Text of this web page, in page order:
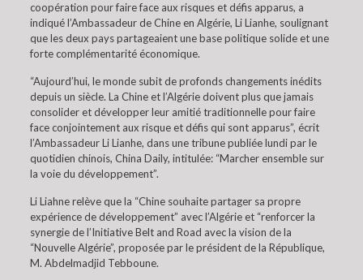
coopération pour faire face aux risques et défis apparus, a
indiqué l’Ambassadeur de Chine en Algérie, Li Lianhe, soulignant
que les deux pays partageaient une base politique solide et une
forte complémentarité économique.
“Aujourd’hui, le monde subit de profonds changements inédits
depuis un siècle. La Chine et l’Algérie doivent plus que jamais
consolider et développer leur amitié traditionnelle pour faire
face conjointement aux risque et défis qui sont apparus”, écrit
l’Ambassadeur Li Lianhe, dans une tribune publiée lundi par le
quotidien chinois, China Daily, intitulée: “Marcher ensemble sur
la voie du développement”.
Li Liahne relève que la “Chine souhaite partager sa propre
expérience de développement” avec l’Algérie et “renforcer la
synergie de l’Initiative Belt and Road avec la vision de la
“Nouvelle Algérie”, proposée par le président de la République,
M. Abdelmadjid Tebboune.